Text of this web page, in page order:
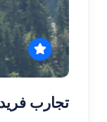
تجارب